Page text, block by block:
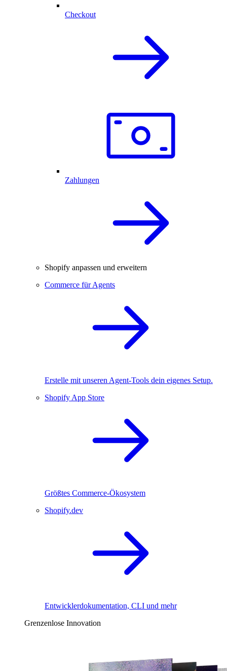
Checkout
Zahlungen
Shopify anpassen und erweitern
Commerce für Agents
Erstelle mit unseren Agent-Tools dein eigenes Setup.
Shopify App Store
Größtes Commerce-Ökosystem
Shopify.dev
Entwicklerdokumentation, CLI und mehr
Grenzenlose Innovation